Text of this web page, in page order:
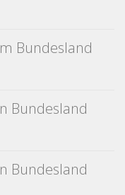
Bundesland
Bundesland
Bundesland